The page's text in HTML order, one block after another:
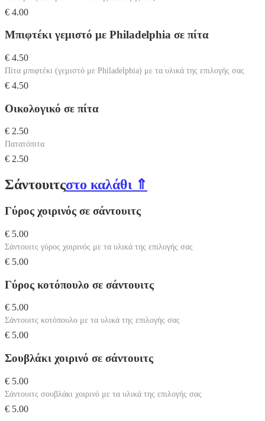
€ 4.00
Μπιφτέκι γεμιστό με Philadelphia σε πίτα
€ 4.50
Πίτα μπιφτέκι (γεμιστό με Philadelphia) με τα υλικά της επιλογής σας
€ 4.50
Οικολογικό σε πίτα
€ 2.50
Πατατόπιτα
€ 2.50
Σάντουιτςστο καλάθι ⇑
Γύρος χοιρινός σε σάντουιτς
€ 5.00
Σάντουιτς γύρος χοιρινός με τα υλικά της επιλογής σας
€ 5.00
Γύρος κοτόπουλο σε σάντουιτς
€ 5.00
Σάντουιτς κοτόπουλο με τα υλικά της επιλογής σας
€ 5.00
Σουβλάκι χοιρινό σε σάντουιτς
€ 5.00
Σάντουιτς σουβλάκι χοιρινό με τα υλικά της επιλογής σας
€ 5.00